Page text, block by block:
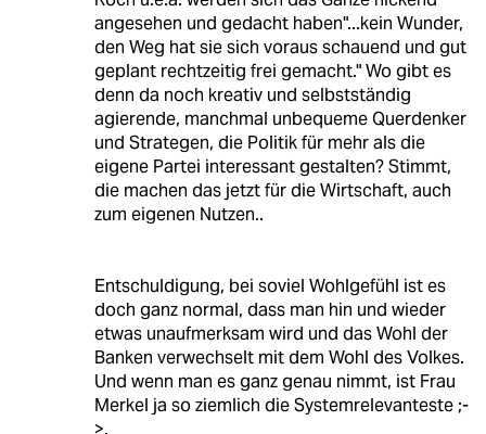
angesehen und gedacht haben"...kein Wunder,
den Weg hat sie sich voraus schauend und gut
geplant rechtzeitig frei gemacht." Wo gibt es
denn da noch kreativ und selbstständig
agierende, manchmal unbequeme Querdenker
und Strategen, die Politik für mehr als die
eigene Partei interessant gestalten? Stimmt,
die machen das jetzt für die Wirtschaft, auch
zum eigenen Nutzen..
Entschuldigung, bei soviel Wohlgefühl ist es
doch ganz normal, dass man hin und wieder
etwas unaufmerksam wird und das Wohl der
Banken verwechselt mit dem Wohl des Volkes.
Und wenn man es ganz genau nimmt, ist Frau
Merkel ja so ziemlich die Systemrelevanteste ;-